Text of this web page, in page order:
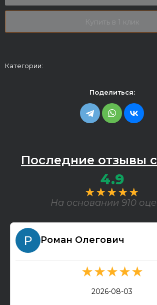
Купить в 1 клик
Категории:
Поделиться:
Последние отзывы
4.9
★★★★★
На основании 910
Роман Олегович
★★★★★
2026-08-03